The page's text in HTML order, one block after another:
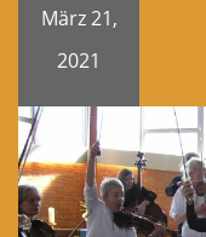
März 21,
2021